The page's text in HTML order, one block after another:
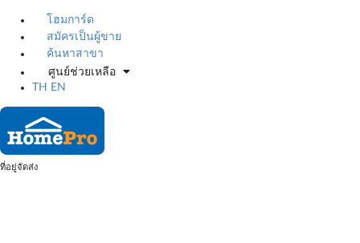
โฮมการ์ด
สมัครเป็นผู้ขาย
ค้นหาสาขา
ศูนย์ช่วยเหลือ
TH
EN
ที่อยู่จัดส่ง